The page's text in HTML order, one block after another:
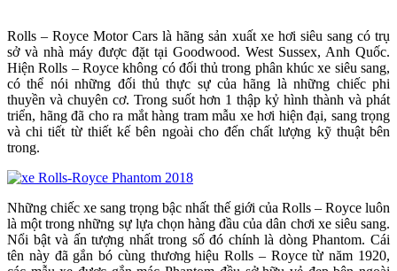
Rolls – Royce Motor Cars là hãng sản xuất xe hơi siêu sang có trụ
sở và nhà máy được đặt tại Goodwood. West Sussex, Anh Quốc.
Hiện Rolls – Royce không có đối thủ trong phân khúc xe siêu sang,
có thể nói những đối thủ thực sự của hãng là những chiếc phi
thuyền và chuyên cơ. Trong suốt hơn 1 thập kỷ hình thành và phát
triển, hãng đã cho ra mắt hàng tram mẫu xe hơi hiện đại, sang trọng
và chi tiết từ thiết kế bên ngoài cho đến chất lượng kỹ thuật bên
trong.
Những chiếc xe sang trọng bậc nhất thế giới của Rolls – Royce luôn
là một trong những sự lựa chọn hàng đầu của dân chơi xe siêu sang.
Nổi bật và ấn tượng nhất trong số đó chính là dòng Phantom. Cái
tên này đã gắn bó cùng thương hiệu Rolls – Royce từ năm 1920,